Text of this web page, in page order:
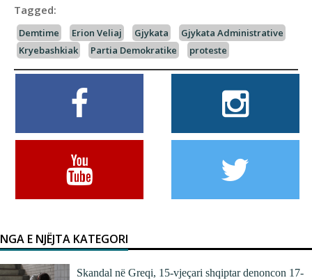
Tagged:
Demtime Erion Veliaj Gjykata
Gjykata Administrative
Kryebashkiak
Partia Demokratike proteste
NGA E NJËJTA KATEGORI
Skandal në Greqi, 15-vjeçari shqiptar denoncon 17-